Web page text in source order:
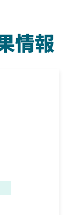
情報
違いも